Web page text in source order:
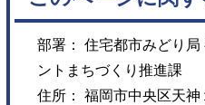
部署： 住宅都市みどり
ントまちづくり推進課
住所： 福岡市中央区天